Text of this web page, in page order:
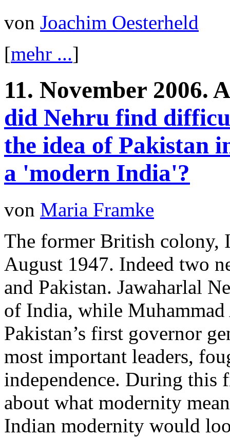
von Joachim Oesterheld
[mehr ...]
11. November 2006.
did Nehru find
the idea of Pakistan
a 'modern India'?
von Maria Framke
The former British colony,
August 1947. Indeed two
and Pakistan. Jawaharlal
of India, while
Pakistan’s first governor
most important leaders,
independence. During this
about what modernity
Indian modernity would